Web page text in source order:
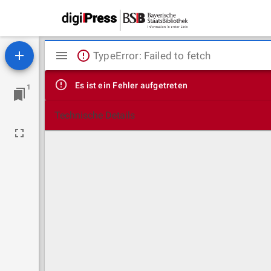
1
Mirador
Viewer
TypeError: Failed to fetch
Es ist ein Fehler aufgetreten
Technische Details